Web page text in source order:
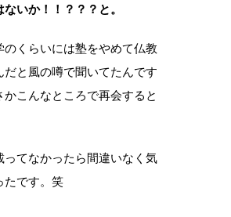
いか！！？？？と。
のくらいには塾をやめて仏教
だと風の噂で聞いてたんです
かこんなところで再会すると
ってなかったら間違いなく気
たです。笑